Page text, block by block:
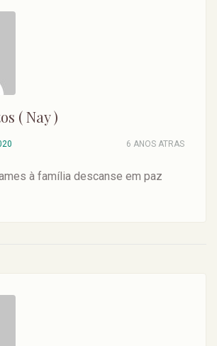
( Nay )
6 ANOS ATRAS
à família descanse em paz